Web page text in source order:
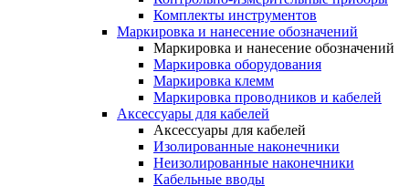
Комплекты инструментов
Маркировка и нанесение обозначений
Маркировка и нанесение обозначений
Маркировка оборудования
Маркировка клемм
Маркировка проводников и кабелей
Аксессуары для кабелей
Аксессуары для кабелей
Изолированные наконечники
Неизолированные наконечники
Кабельные вводы